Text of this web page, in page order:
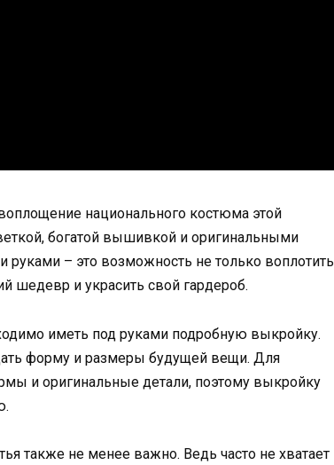
национального костюма этой
богатой вышивкой и оригинальными
– это возможность не только воплотить
шедевр и украсить свой гардероб.
иметь под руками подробную выкройку.
форму и размеры будущей вещи. Для
и оригинальные детали, поэтому выкройку
также не менее важно. Ведь часто не хватает